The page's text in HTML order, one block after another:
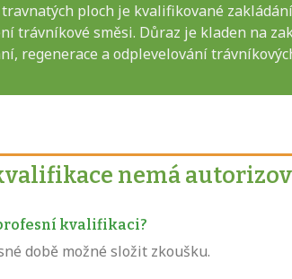
ploch je kvalifikované
trávníkové směsi. Důraz je kladen na
regenerace a odplevelování
nemá
kvalifikaci?
době možné složit zkoušku.